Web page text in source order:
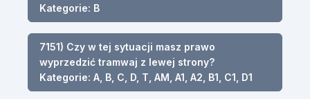
Kategorie: B
7151) Czy w tej sytuacji masz prawo
wyprzedzić tramwaj z lewej strony?
Kategorie: A, B, C, D, T, AM, A1, A2, B1, C1, D1